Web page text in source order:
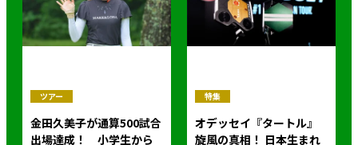
ツアー
金田久美子が通算500試合
出場達成！ 小学生から
特集
オデッセイ『タートル』
旋風の真相！ 日本生まれ